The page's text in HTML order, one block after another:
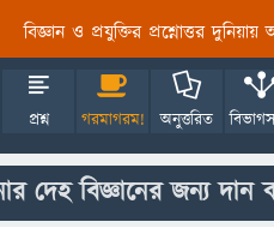
বিজ্ঞান ও প্রযুক্তির প্রশ্নোত্তর
প্রশ্ন গরমাগরম! অনুত্তরিত
দেহ বিজ্ঞানের জন্য